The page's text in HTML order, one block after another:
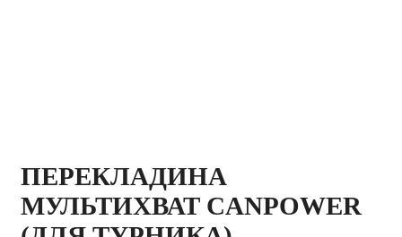
ПЕРЕКЛАДИНА
МУЛЬТИХВАТ CANPOWER